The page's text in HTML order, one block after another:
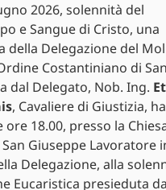
2026, solennità del
e Sangue di Cristo, una
della Delegazione del
Costantiniano di San
dal Delegato, Nob. Ing.
, Cavaliere di Giustizia, ha
18.00, presso la
Giuseppe Lavoratore
Delegazione, alla
Eucaristica presieduta